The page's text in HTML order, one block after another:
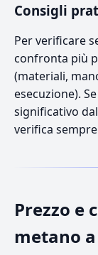
Consigli
Per verificare
confronta più
(materiali,
esecuzione).
significativo
verifica
Prezzo e
metano a